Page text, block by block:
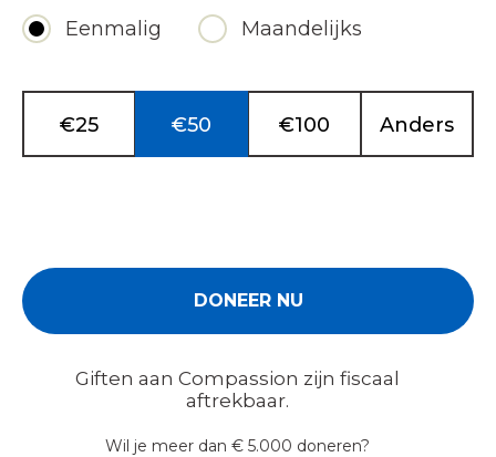
Eenmalig
Maandelijks
Giftbedrag *
€25 €50 €100 Anders
Giften aan Compassion zijn fiscaal
aftrekbaar.
Wil je meer dan € 5.000 doneren?